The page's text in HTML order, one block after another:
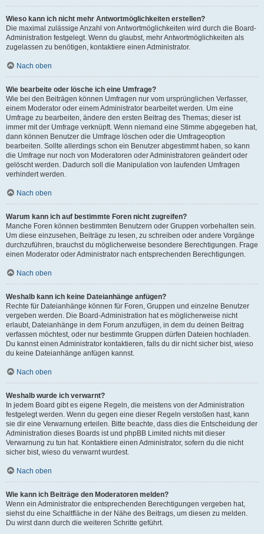
Wieso kann ich nicht mehr Antwortmöglichkeiten erstellen?
Die maximal zulässige Anzahl von Antwortmöglichkeiten wird durch die Board-
Administration festgelegt. Wenn du glaubst, mehr Antwortmöglichkeiten als
zugelassen zu benötigen, kontaktiere einen Administrator.
Nach oben
Wie bearbeite oder lösche ich eine Umfrage?
Wie bei den Beiträgen können Umfragen nur vom ursprünglichen Verfasser,
einem Moderator oder einem Administrator bearbeitet werden. Um eine
Umfrage zu bearbeiten, ändere den ersten Beitrag des Themas; dieser ist
immer mit der Umfrage verknüpft. Wenn niemand eine Stimme abgegeben hat,
dann können Benutzer die Umfrage löschen oder die Umfrageoption
bearbeiten. Sollte allerdings schon ein Benutzer abgestimmt haben, so kann
die Umfrage nur noch von Moderatoren oder Administratoren geändert oder
gelöscht werden. Dadurch soll die Manipulation von laufenden Umfragen
verhindert werden.
Nach oben
Warum kann ich auf bestimmte Foren nicht zugreifen?
Manche Foren können bestimmten Benutzern oder Gruppen vorbehalten sein.
Um diese einzusehen, Beiträge zu lesen, zu schreiben oder andere Vorgänge
durchzuführen, brauchst du möglicherweise besondere Berechtigungen. Frage
einen Moderator oder Administrator nach entsprechenden Berechtigungen.
Nach oben
Weshalb kann ich keine Dateianhänge anfügen?
Rechte für Dateianhänge können für Foren, Gruppen und einzelne Benutzer
vergeben werden. Die Board-Administration hat es möglicherweise nicht
erlaubt, Dateianhänge in dem Forum anzufügen, in dem du deinen Beitrag
verfassen möchtest, oder nur bestimmte Gruppen dürfen Dateien hochladen.
Du kannst einen Administrator kontaktieren, falls du dir nicht sicher bist, wieso
du keine Dateianhänge anfügen kannst.
Nach oben
Weshalb wurde ich verwarnt?
In jedem Board gibt es eigene Regeln, die meistens von der Administration
festgelegt werden. Wenn du gegen eine dieser Regeln verstoßen hast, kann
sie dir eine Verwarnung erteilen. Bitte beachte, dass dies die Entscheidung der
Administration dieses Boards ist und phpBB Limited nichts mit dieser
Verwarnung zu tun hat. Kontaktiere einen Administrator, sofern du die nicht
sicher bist, wieso du verwarnt wurdest.
Nach oben
Wie kann ich Beiträge den Moderatoren melden?
Wenn ein Administrator die entsprechenden Berechtigungen vergeben hat,
siehst du eine Schaltfläche in der Nähe des Beitrags, um diesen zu melden.
Du wirst dann durch die weiteren Schritte geführt.